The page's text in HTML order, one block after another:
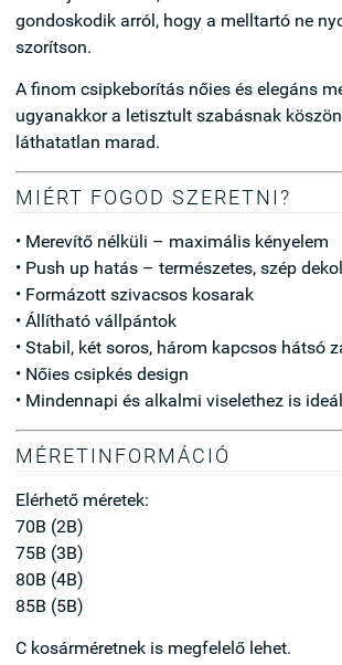
gondoskodik arról, hogy a melltartó ne
szorítson.
A finom csipkeborítás nőies és elegáns
ugyanakkor a letisztult szabásnak
láthatatlan marad.
MIÉRT FOGOD SZERETNI?
• Merevítő nélküli – maximális kényelem
• Push up hatás – természetes, szép
• Formázott szivacsos kosarak
• Állítható vállpántok
• Stabil, két soros, három kapcsos hátsó
• Nőies csipkés design
• Mindennapi és alkalmi viselethez is
MÉRETINFORMÁCIÓ
Elérhető méretek:
70B (2B)
75B (3B)
80B (4B)
85B (5B)
C kosárméretnek is megfelelő lehet.